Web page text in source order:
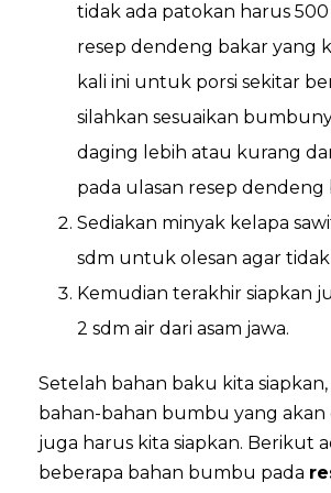
tidak ada patokan harus
resep dendeng bakar yang
kali ini untuk porsi sekitar
silahkan sesuaikan
daging lebih atau kurang
pada ulasan resep dendeng
Sediakan minyak kelapa
sdm untuk olesan agar
Kemudian terakhir siapkan
2 sdm air dari asam jawa.
Setelah bahan baku kita siapkan,
bahan-bahan bumbu yang akan
juga harus kita siapkan. Berikut
beberapa bahan bumbu pada